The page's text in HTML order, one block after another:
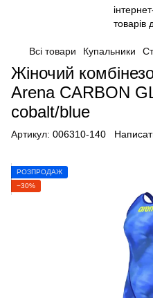
Всі товари Купальники
Жіночий
Arena CARBON
cobalt/blue
Артикул: 006310-140
РОЗПРОДАЖ
−30%